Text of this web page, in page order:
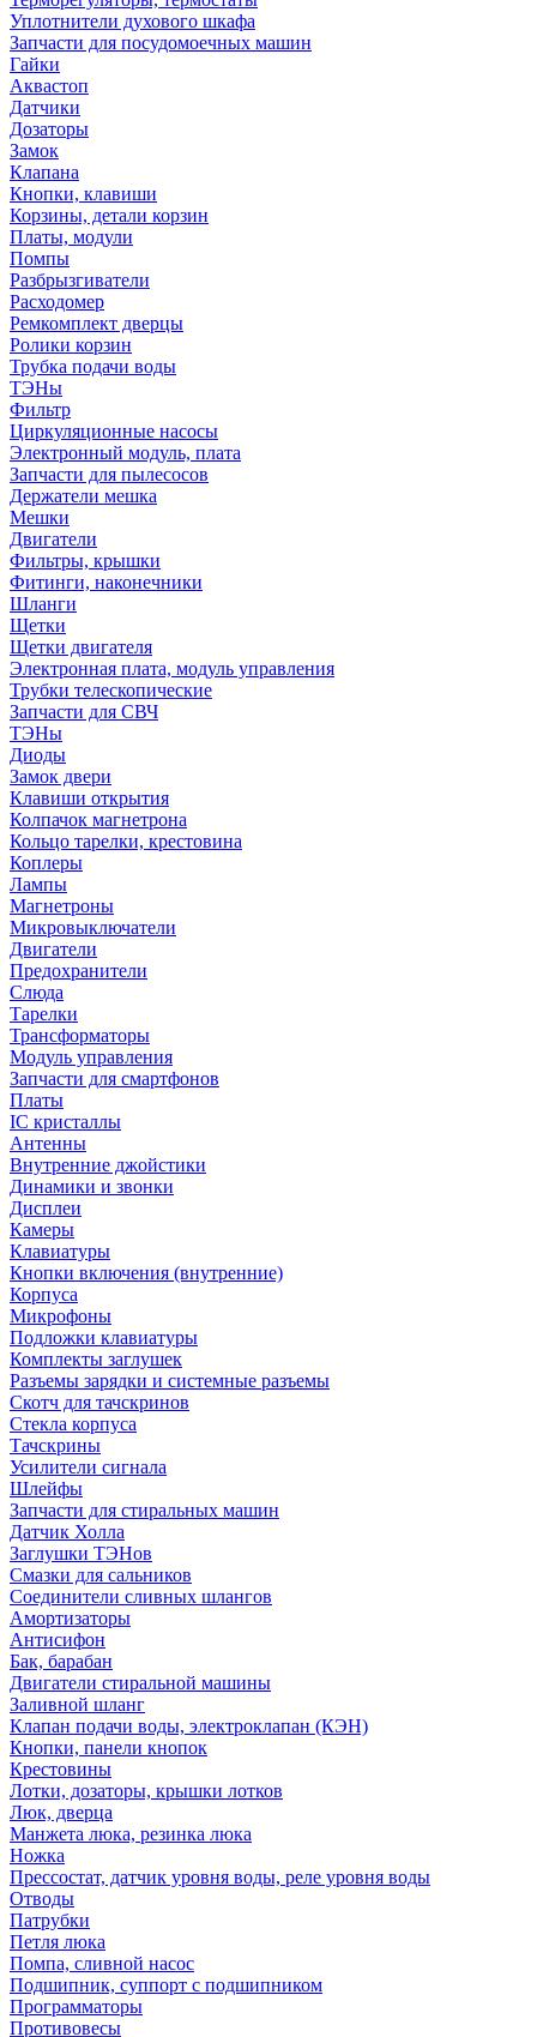
Уплотнители духового шкафа
Запчасти для посудомоечных машин
Гайки
Аквастоп
Датчики
Дозаторы
Замок
Клапана
Кнопки, клавиши
Корзины, детали корзин
Платы, модули
Помпы
Разбрызгиватели
Расходомер
Ремкомплект дверцы
Ролики корзин
Трубка подачи воды
ТЭНы
Фильтр
Циркуляционные насосы
Электронный модуль, плата
Запчасти для пылесосов
Держатели мешка
Мешки
Двигатели
Фильтры, крышки
Фитинги, наконечники
Шланги
Щетки
Щетки двигателя
Электронная плата, модуль управления
Трубки телескопические
Запчасти для СВЧ
ТЭНы
Диоды
Замок двери
Клавиши открытия
Колпачок магнетрона
Кольцо тарелки, крестовина
Коплеры
Лампы
Магнетроны
Микровыключатели
Двигатели
Предохранители
Слюда
Тарелки
Трансформаторы
Модуль управления
Запчасти для смартфонов
Платы
IC кристаллы
Антенны
Внутренние джойстики
Динамики и звонки
Дисплеи
Камеры
Клавиатуры
Кнопки включения (внутренние)
Корпуса
Микрофоны
Подложки клавиатуры
Комплекты заглушек
Разъемы зарядки и системные разъемы
Скотч для тачскринов
Стекла корпуса
Тачскрины
Усилители сигнала
Шлейфы
Запчасти для стиральных машин
Датчик Холла
Заглушки ТЭНов
Смазки для сальников
Соединители сливных шлангов
Амортизаторы
Антисифон
Бак, барабан
Двигатели стиральной машины
Заливной шланг
Клапан подачи воды, электроклапан (КЭН)
Кнопки, панели кнопок
Крестовины
Лотки, дозаторы, крышки лотков
Люк, дверца
Манжета люка, резинка люка
Ножка
Прессостат, датчик уровня воды, реле уровня воды
Отводы
Патрубки
Петля люка
Помпа, сливной насос
Подшипник, суппорт с подшипником
Программаторы
Противовесы